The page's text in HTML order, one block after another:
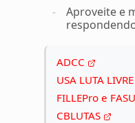
Aproveite e
ADCC
USA LUTA LIVRE
FILLEPro e
CBLUTAS